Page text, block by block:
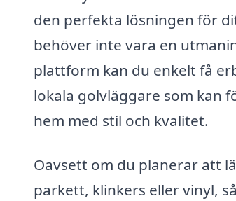
den perfekta lösningen för
behöver inte vara en
plattform kan du enkelt få
lokala golvläggare som kan
hem med stil och kvalitet.
Oavsett om du planerar att
parkett, klinkers eller vinyl,